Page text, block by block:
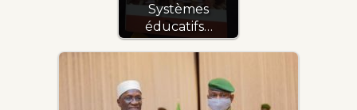
Systèmes
éducatifs…